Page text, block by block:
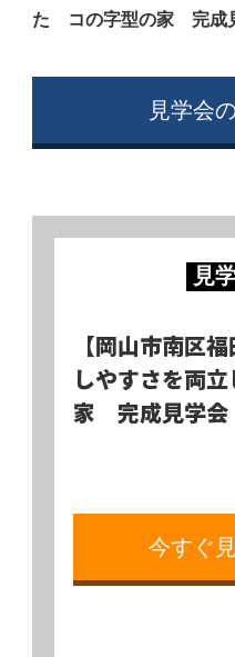
た コの字型の家 完成
見学会
見
【岡山市南区
しやすさを両
家 完成見学会
今すぐ